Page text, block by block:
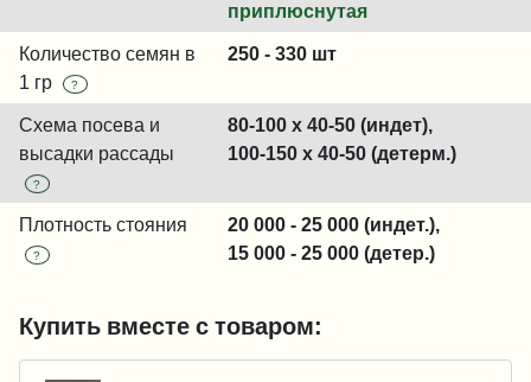
приплюснутая
Количество семян в
1 гр
?
250 - 330 шт
Схема посева и
высадки рассады
?
80-100 x 40-50 (индет),
100-150 x 40-50 (детерм.)
Плотность стояния
?
20 000 - 25 000 (индет.),
15 000 - 25 000 (детер.)
Купить вместе с товаром: